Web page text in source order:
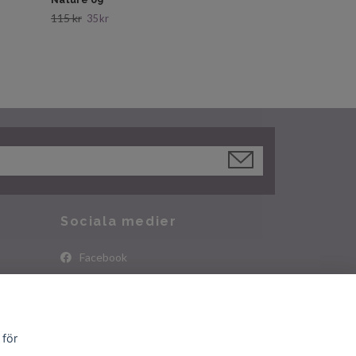
115 kr 35 kr
Sociala medier
Facebook
för